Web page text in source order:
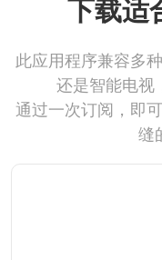
下载适
此应用程序兼容多
还是智能电视
通过一次订阅，即
缝